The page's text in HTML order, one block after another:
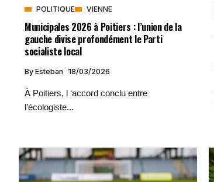
POLITIQUE VIENNE
Municipales 2026 à Poitiers : l’union de la
gauche divise profondément le Parti
socialiste local
By Esteban 18/03/2026
À Poitiers, l ‘accord conclu entre
l’écologiste...